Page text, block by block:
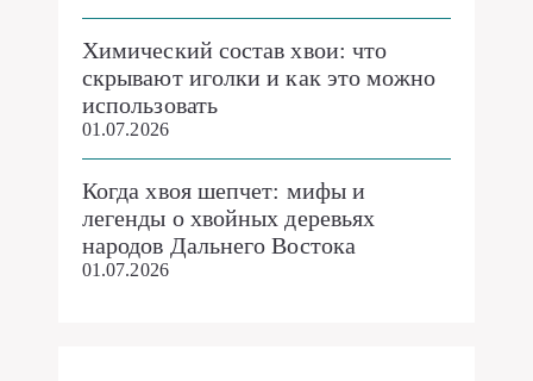
Химический состав хвои: что
скрывают иголки и как это можно
использовать
01.07.2026
Когда хвоя шепчет: мифы и
легенды о хвойных деревьях
народов Дальнего Востока
01.07.2026